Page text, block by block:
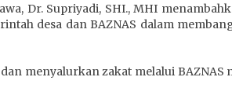
Dr. Supriyadi, SHI., MHI
desa dan BAZNAS dalam
menyalurkan zakat melalui